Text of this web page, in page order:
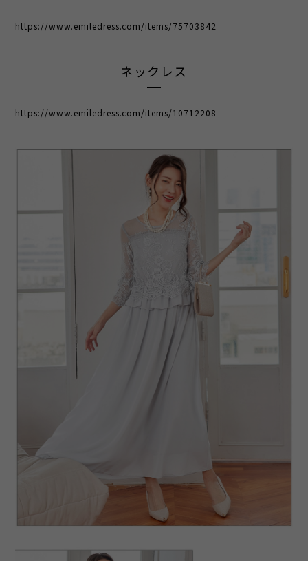
https://www.emiledress.com/items/75703842
ネックレス
https://www.emiledress.com/items/10712208